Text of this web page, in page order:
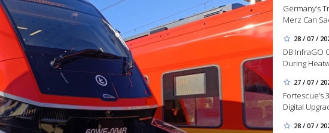
Germany’s
Merz Can
28 / 07 /
DB InfraGO
During
27 / 07 /
Fortescue’s
Digital
28 / 07 /